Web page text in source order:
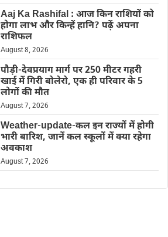
Aaj Ka Rashifal : आज किन राशियों को
होगा लाभ और किन्हें हानि? पढ़ें अपना
राशिफल
August 8, 2026
पौड़ी-देवप्रयाग मार्ग पर 250 मीटर गहरी
खाई में गिरी बोलेरो, एक ही परिवार के 5
लोगों की मौत
August 7, 2026
Weather-update-कल इन राज्यों में होगी
भारी बारिश, जानें कल स्कूलों में क्या रहेगा
अवकाश
August 7, 2026